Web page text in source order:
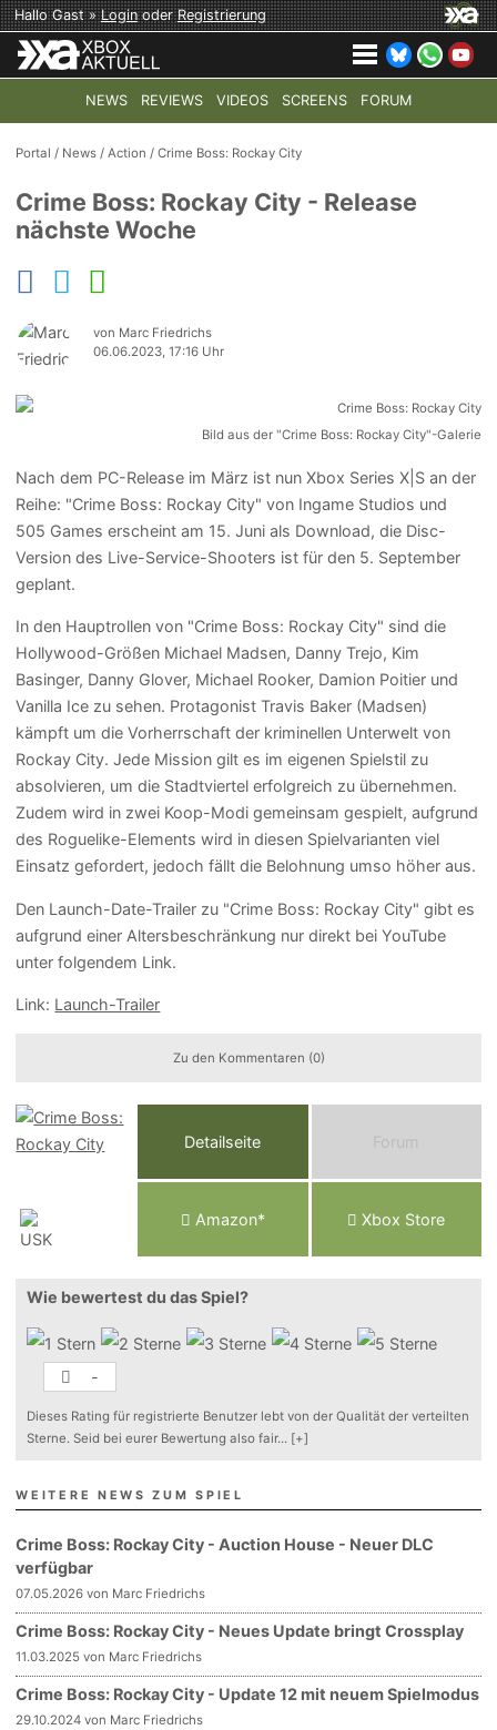
Hallo Gast »LoginoderRegistrierung
NEWS REVIEWS VIDEOS SCREENS FORUM
TOP-THEMEN: COD: MODERN WARFARE 4 HALO:
Portal / News /Action /Crime Boss: Rockay City
Crime Boss: Rockay City - Release
nächste Woche
von Marc Friedrichs
06.06.2023, 17:16 Uhr
Bild aus der "Crime Boss: Rockay City"-Galerie
Nach dem PC-Release im März ist nun Xbox Series X|S an der
Reihe: "Crime Boss: Rockay City" von Ingame Studios und
505 Games erscheint am 15. Juni als Download, die Disc-
Version des Live-Service-Shooters ist für den 5. September
geplant.
In den Hauptrollen von "Crime Boss: Rockay City" sind die
Hollywood-Größen Michael Madsen, Danny Trejo, Kim
Basinger, Danny Glover, Michael Rooker, Damion Poitier und
Vanilla Ice zu sehen. Protagonist Travis Baker (Madsen)
kämpft um die Vorherrschaft der kriminellen Unterwelt von
Rockay City. Jede Mission gilt es im eigenen Spielstil zu
absolvieren, um die Stadtviertel erfolgreich zu übernehmen.
Zudem wird in zwei Koop-Modi gemeinsam gespielt, aufgrund
des Roguelike-Elements wird in diesen Spielvarianten viel
Einsatz gefordert, jedoch fällt die Belohnung umso höher aus.
Den Launch-Date-Trailer zu "Crime Boss: Rockay City" gibt es
aufgrund einer Altersbeschränkung nur direkt bei YouTube
unter folgendem Link.
Link: Launch-Trailer
Zu den Kommentaren (0)
Detailseite Forum
Amazon* Xbox Store
Wie bewertest du das Spiel?
-
Dieses Rating für registrierte Benutzer lebt von der Qualität der verteilten
Sterne. Seid bei eurer Bewertung also fair... [+]
WEITERE NEWS ZUM SPIEL
Crime Boss: Rockay City - Auction House - Neuer DLC
verfügbar
07.05.2026 von Marc Friedrichs
Crime Boss: Rockay City - Neues Update bringt Crossplay
11.03.2025 von Marc Friedrichs
Crime Boss: Rockay City - Update 12 mit neuem Spielmodus
29.10.2024 von Marc Friedrichs